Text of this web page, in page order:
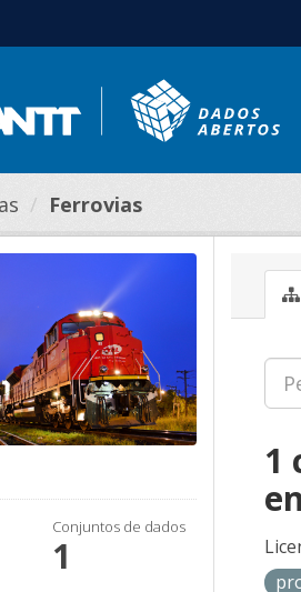
Ferrovias
Conjuntos de dados
1
1